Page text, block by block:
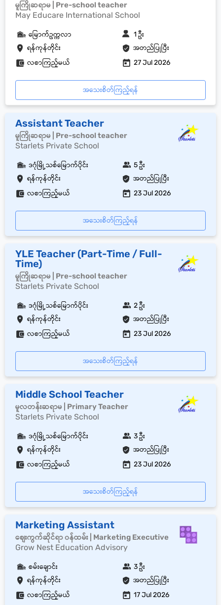
မူကြိုဆရာမ | Pre-school teacher
May Educare International School
ရန်ကုန်တိုင်း အတည်ပြုပြီး
မြောက်ဥက္ကလာ 1 ဦး
လစာကြည့်မယ် 27 Jul 2026
အသေးစိတ်ကြည့်ရန်
Assistant Teacher
မူကြိုဆရာမ | Pre-school teacher
Starlets Private School
ရန်ကုန်တိုင်း အတည်ပြုပြီး
ဒဂုံမြို့သစ်မြောက်ပိုင်း 5 ဦး
လစာကြည့်မယ် 23 Jul 2026
အသေးစိတ်ကြည့်ရန်
YLE Teacher (Part-Time / Full-
Time)
မူကြိုဆရာမ | Pre-school teacher
Starlets Private School
ရန်ကုန်တိုင်း အတည်ပြုပြီး
ဒဂုံမြို့သစ်မြောက်ပိုင်း 2 ဦး
လစာကြည့်မယ် 23 Jul 2026
အသေးစိတ်ကြည့်ရန်
Middle School Teacher
မူလတန်းဆရာမ | Primary Teacher
Starlets Private School
ရန်ကုန်တိုင်း အတည်ပြုပြီး
ဒဂုံမြို့သစ်မြောက်ပိုင်း 3 ဦး
လစာကြည့်မယ် 23 Jul 2026
အသေးစိတ်ကြည့်ရန်
Marketing Assistant
စျေးကွက်ဆိုင်ရာ ၀န်ထမ်း | Marketing Executive
Grow Nest Education Advisory
ရန်ကုန်တိုင်း အတည်ပြုပြီး
စမ်းချောင်း 3 ဦး
လစာကြည့်မယ် 17 Jul 2026